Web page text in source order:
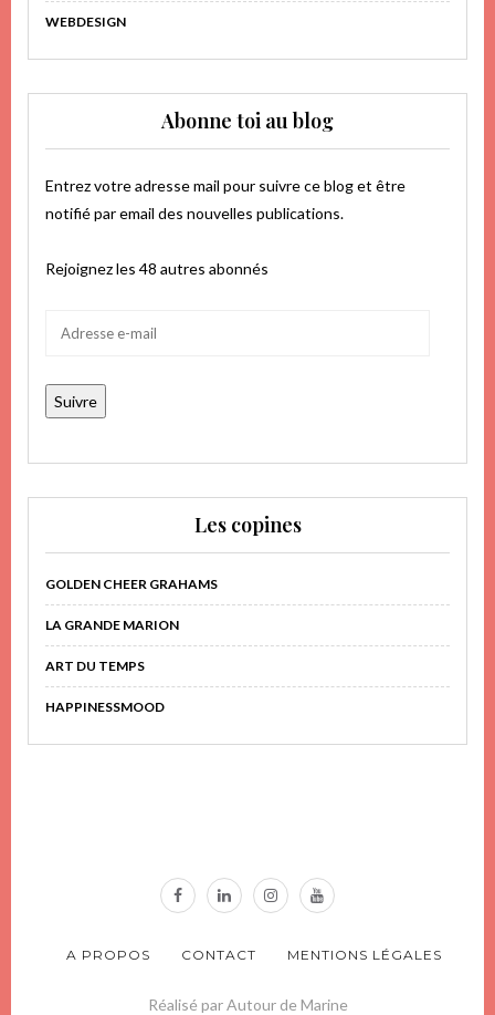
WEBDESIGN
Abonne toi au blog
Entrez votre adresse mail pour suivre ce blog et être
notifié par email des nouvelles publications.
Rejoignez les 48 autres abonnés
Suivre
Les copines
GOLDEN CHEER GRAHAMS
LA GRANDE MARION
ART DU TEMPS
HAPPINESSMOOD
A PROPOS CONTACT MENTIONS LÉGALES
Réalisé par Autour de Marine